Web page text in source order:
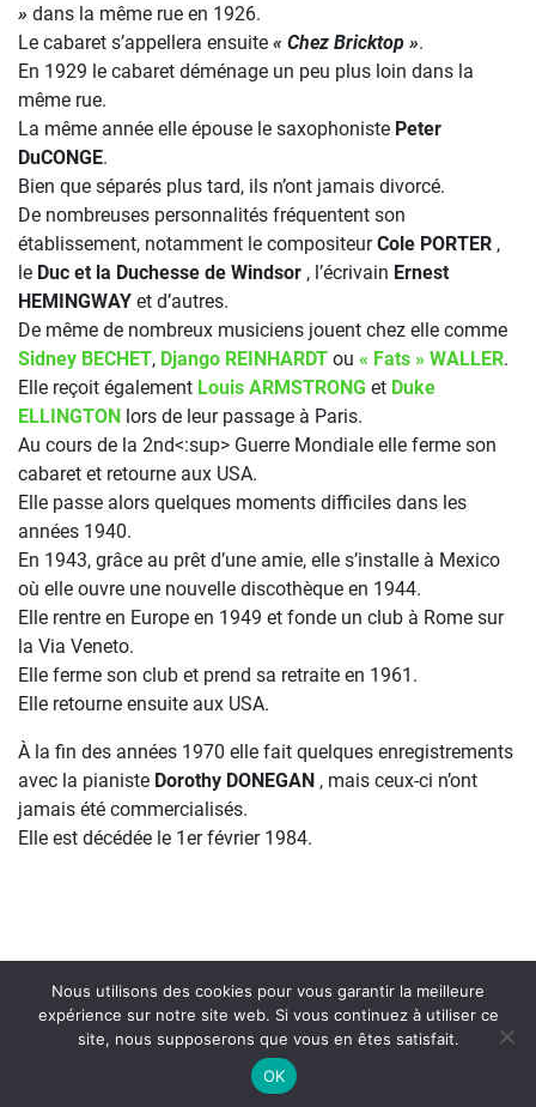
» dans la même rue en 1926.
Le cabaret s’appellera ensuite « Chez Bricktop ».
En 1929 le cabaret déménage un peu plus loin dans la
même rue.
La même année elle épouse le saxophoniste Peter
DuCONGE.
Bien que séparés plus tard, ils n’ont jamais divorcé.
De nombreuses personnalités fréquentent son
établissement, notamment le compositeurCole PORTER ,
le Duc et la Duchesse de Windsor , l’écrivain Ernest
HEMINGWAY et d’autres.
De même de nombreux musiciens jouent chez elle comme
Sidney BECHET, Django REINHARDT ou « Fats » WALLER.
Elle reçoit également Louis ARMSTRONG et Duke
ELLINGTON lors de leur passage à Paris.
Au cours de la 2nd<:sup> Guerre Mondiale elle ferme son
cabaret et retourne aux USA.
Elle passe alors quelques moments difficiles dans les
années 1940.
En 1943, grâce au prêt d’une amie, elle s’installe à Mexico
où elle ouvre une nouvelle discothèque en 1944.
Elle rentre en Europe en 1949 et fonde un club à Rome sur
la Via Veneto.
Elle ferme son club et prend sa retraite en 1961.
Elle retourne ensuite aux USA.
À la fin des années 1970 elle fait quelques enregistrements
avec la pianiste Dorothy DONEGAN , mais ceux-ci n’ont
jamais été commercialisés.
Elle est décédée le 1er février 1984.
On Air : ILLINOIS JACQUET
Things ain't what they used to be
Nous utilisons des cookies pour vous garantir la meilleure
expérience sur notre site web. Si vous continuez à utiliser ce
site, nous supposerons que vous en êtes satisfait.
OK